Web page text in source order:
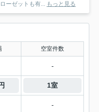
ーゼットも有... もっと見る
空室件数
-
1室
-